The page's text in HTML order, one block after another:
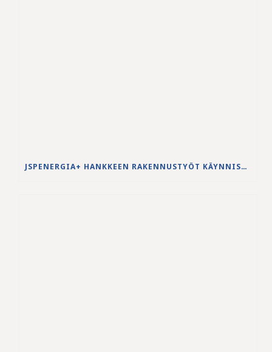
JSPENERGIA+ HANKKEEN RAKENNUSTYÖT KÄYNNISTYVÄT LOUHINTATÖILLÄ